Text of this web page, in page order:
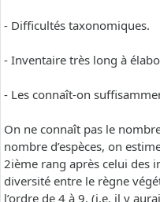
- Difficultés taxonomiques.
- Inventaire très long à
- Les connaît-on
On ne connaît pas le
nombre d’espèces, on
2ième rang après celui des
diversité entre le règne
l’ordre de 4 à 9. (i.e. il y